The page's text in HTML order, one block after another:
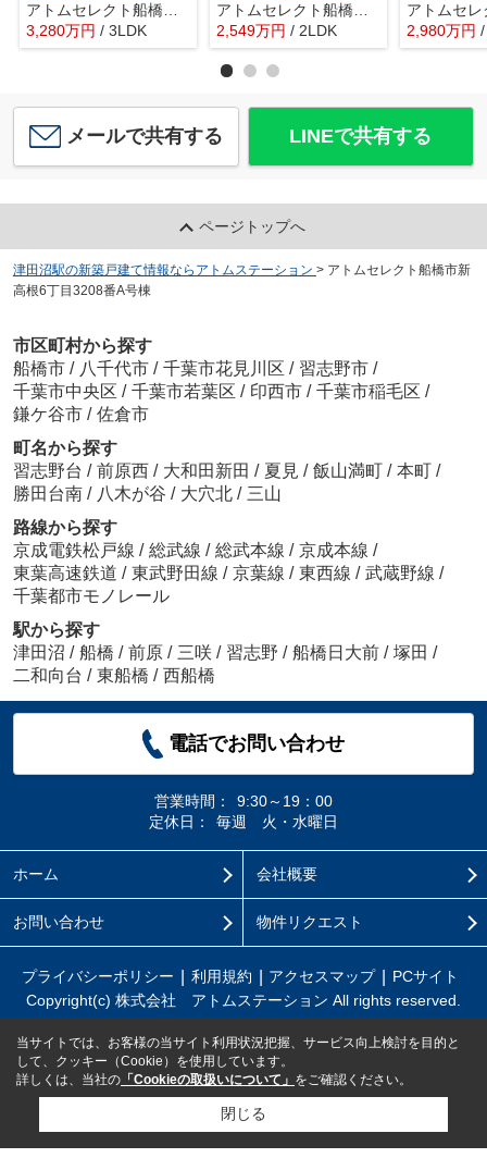
アトムセレクト船橋市八木が谷109 2棟 1号棟
3,280万円 / 3LDK
アトムセレクト船橋市咲が丘４丁目中古戸建て
2,549万円 / 2LDK 2,980万円
メールで共有する LINEで共有する
ページトップへ
津田沼駅の新築戸建て情報ならアトムステーション > アトムセレクト船橋市新
高根6丁目3208番A号棟
市区町村から探す
船橋市 / 八千代市 / 千葉市花見川区 / 習志野市 /
千葉市中央区 / 千葉市若葉区 / 印西市 / 千葉市稲毛区 /
鎌ケ谷市 / 佐倉市
町名から探す
習志野台 / 前原西 / 大和田新田 / 夏見 / 飯山満町 / 本町 /
勝田台南 / 八木が谷 / 大穴北 / 三山
路線から探す
京成電鉄松戸線 / 総武線 / 総武本線 / 京成本線 /
東葉高速鉄道 / 東武野田線 / 京葉線 / 東西線 / 武蔵野線 /
千葉都市モノレール
駅から探す
津田沼 / 船橋 / 前原 / 三咲 / 習志野 / 船橋日大前 / 塚田 /
二和向台 / 東船橋 / 西船橋
電話でお問い合わせ
営業時間：
9:30～19：00
定休日：
毎週 火・水曜日
ホーム 会社概要
お問い合わせ 物件リクエスト
プライバシーポリシー 利用規約 アクセスマップ
PCサイト
Copyright(c) 株式会社 アトムステーション All rights reserved.
当サイトでは、お客様の当サイト利用状況把握、サービス向上検討を目的と
して、クッキー（Cookie）を使用しています。
詳しくは、当社の 「Cookieの取扱いについて」 をご確認ください。
閉じる